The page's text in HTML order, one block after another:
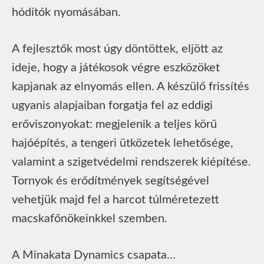
hódítók nyomásában.
A fejlesztők most úgy döntöttek, eljött az
ideje, hogy a játékosok végre eszközöket
kapjanak az elnyomás ellen. A készülő frissítés
ugyanis alapjaiban forgatja fel az eddigi
erőviszonyokat: megjelenik a teljes körű
hajóépítés, a tengeri ütközetek lehetősége,
valamint a szigetvédelmi rendszerek kiépítése.
Tornyok és erődítmények segítségével
vehetjük majd fel a harcot túlméretezett
macskafőnökeinkkel szemben.
A Minakata Dynamics csapata…